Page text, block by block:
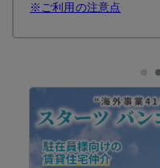
※ご利用の注意点